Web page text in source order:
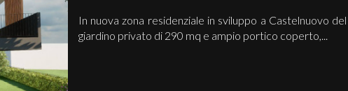
In nuova zona residenziale in sviluppo a Castelnuovo
giardino privato di 290 mq e ampio portico coperto,...